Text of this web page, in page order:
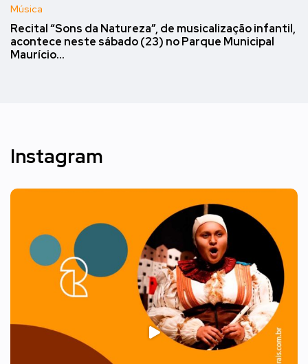
Música
Recital “Sons da Natureza”, de musicalização infantil,
acontece neste sábado (23) no Parque Municipal
Maurício…
Instagram